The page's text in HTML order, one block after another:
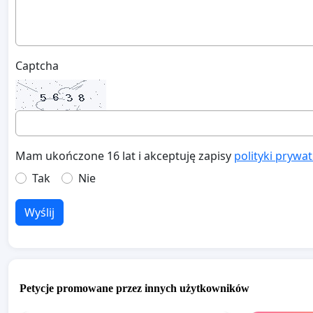
Captcha
Mam ukończone 16 lat i akceptuję zapisy polityki
Tak
Nie
Wyślij
Petycje promowane przez innych użytkowników